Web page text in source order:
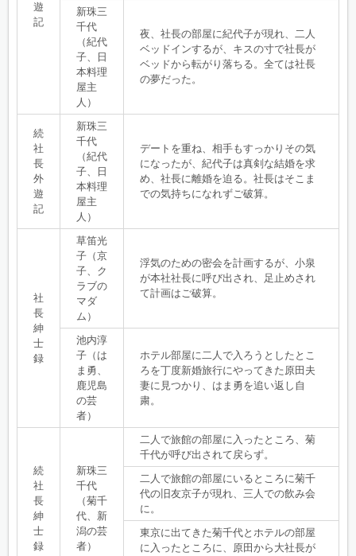
遊
記
新珠三
千代
（紀代
子、日
本料理
屋主
人）
夜、社長の部屋に紀代子が現れ、二人
ベッドインするが、キスの寸で社長が
ベッドから転がり落ちる。全ては社長
の夢だった。
続
社
長
外
遊
記
新珠三
千代
（紀代
子、日
本料理
屋主
人）
デートを重ね、相手もすっかりその気
になったが、紀代子は真剣な結婚を求
め、社長に離婚を迫る。社長はそこま
での気持ちになれずご破算。
社
長
紳
士
録
草笛光
子（京
子、ク
ラブの
マダ
ム）
浮気のための密会を計画するが、小泉
が本社社長に呼び出され、足止めされ
て計画はご破算。
池内淳
子（は
ま勇、
鹿児島
の芸
者）
ホテル部屋に二人で入ろうとしたとこ
ろを丁度新婚旅行にやってきた原田夫
妻に見つかり、はま勇を追い返し自
粛。
続
社
長
紳
士
録
新珠三
千代
（菊千
代、新
潟の芸
者）
二人で旅館の部屋に入ったところ、菊
千代が呼び出されて戻らず。
二人で旅館の部屋にいるところに菊千
代の旧友京子が現れ、三人での飲み会
に。
東京に出てきた菊千代とホテルの部屋
に入ったところに、原田から大社長が